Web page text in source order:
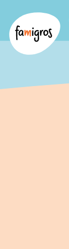
segnalibri
Logo